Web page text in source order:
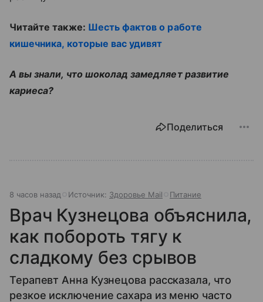
Читайте также: Шесть фактов о работе
кишечника, которые вас удивят
А вы знали, что шоколад замедляет развитие
кариеса?
Поделиться
8 часов назад Источник: Здоровье Mail Питание
Врач Кузнецова объяснила,
как побороть тягу к
сладкому без срывов
Терапевт Анна Кузнецова рассказала, что
резкое исключение сахара из меню часто